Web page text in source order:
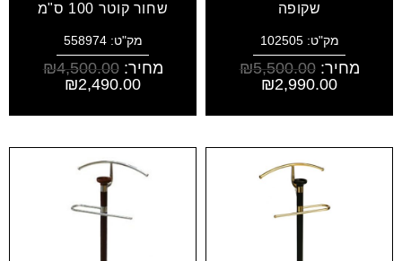
שקופה
מק"ט: 102505
מחיר: ₪5,500.00
₪2,990.00
שחור קוטר 100 ס"מ
מק"ט: 558974
מחיר: ₪4,500.00
₪2,490.00